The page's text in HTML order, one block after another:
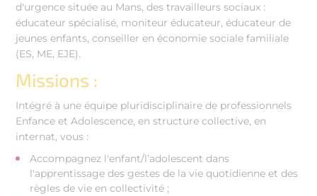
d'urgence située au Mans, des travailleurs sociaux :
éducateur spécialisé, moniteur éducateur, éducateur de
jeunes enfants, conseiller en économie sociale familiale
(ES, ME, EJE).
Missions :
Intégré à une équipe pluridisciplinaire de professionnels
Enfance et Adolescence, en structure collective, en
internat, vous :
Accompagnez l'enfant/l’adolescent dans
l'apprentissage des gestes de la vie quotidienne et des
règles de vie en collectivité ;